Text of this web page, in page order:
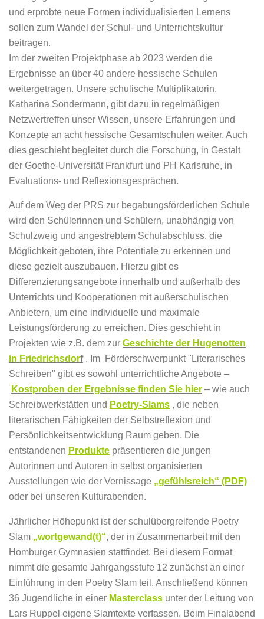
und erprobte neue Formen individualisierten Lernens
sollen zum Wandel der Schul- und Unterrichtskultur
beitragen.
Im der zweiten Projektphase ab 2023 werden die
Ergebnisse an über 40 andere hessische Schulen
weitergetragen. Unsere schulische Multiplikatorin,
Katharina Sondermann, gibt dazu in regelmäßigen
Netzwertreffen unser Wissen, unsere Erfahrungen und
Konzepte an acht hessische Gesamtschulen weiter. Auch
dies geschieht begleitet durch die Forschung, in Gestalt
der Goethe-Universität Frankfurt und PH Karlsruhe, in
Evaluations- und Reflexionsgesprächen.
Auf dem Weg der PRS zur begabungsförderlichen Schule
wird den Schülerinnen und Schülern, unabhängig von
Schulzweig und angestrebtem Schulabschluss, die
Möglichkeit geboten, ihre Potentiale zu erkennen und
diese gezielt auszubauen. Hierzu gibt es
Differenzierungsangebote innerhalb und außerhalb des
Unterrichts und Kooperationen mit außerschulischen
Anbietern, um eine individuelle und maximale
Leistungsförderung zu erreichen. Dies geschieht in
Projekten wie z.B. dem zur Geschichte der Hugenotten
in Friedrichsdorf. Im Förderschwerpunkt "Literarisches
Schreiben" gibt es sowohl unterrichtliche Angebote –
Kostproben der Ergebnisse finden Sie hier – wie auch
Schreibwerkstätten und Poetry-Slams , die neben
literarischen Fähigkeiten der Selbstreflexion und
Persönlichkeitsentwicklung Raum geben. Die
entstandenen Produkte präsentieren die jungen
Autorinnen und Autoren in selbst organisierten
Ausstellungen wie der Vernissage „gefühlsreich“ (PDF)
oder bei unseren Kulturabenden.
Jährlicher Höhepunkt ist der schulübergreifende Poetry
Slam „wortgewand(t)“, der in Zusammenarbeit mit den
Homburger Gymnasien stattfindet. Bei diesem Format
nimmt die gesamte Jahrgangsstufe 12 zunächst an einer
Einführung in den Poetry Slam teil. Anschließend können
36 Jugendliche in einer Masterclass unter der Leitung von
Lars Ruppel eigene Slamtexte verfassen. Beim Finalabend